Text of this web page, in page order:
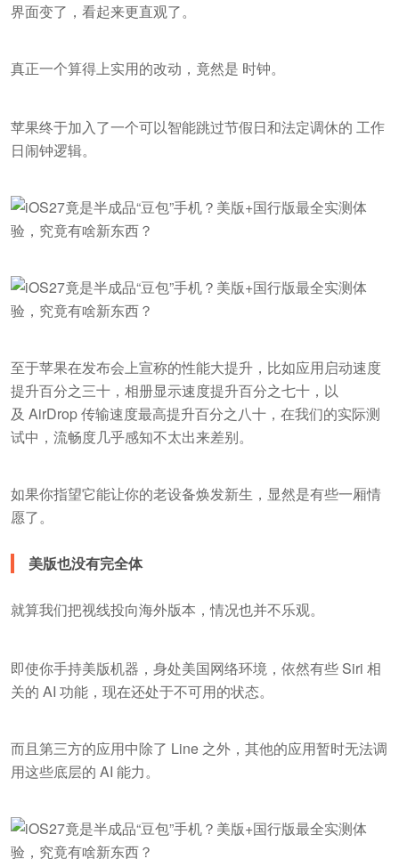
界面变了，看起来更直观了。
真正一个算得上实用的改动，竟然是 时钟。
苹果终于加入了一个可以智能跳过节假日和法定调休的 工作
日闹钟逻辑。
至于苹果在发布会上宣称的性能大提升，比如应用启动速度
提升百分之三十，相册显示速度提升百分之七十，以
及 AirDrop 传输速度最高提升百分之八十，在我们的实际测
试中，流畅度几乎感知不太出来差别。
如果你指望它能让你的老设备焕发新生，显然是有些一厢情
愿了。
美版也没有完全体
就算我们把视线投向海外版本，情况也并不乐观。
即使你手持美版机器，身处美国网络环境，依然有些 Siri 相
关的 AI 功能，现在还处于不可用的状态。
而且第三方的应用中除了 Line 之外，其他的应用暂时无法调
用这些底层的 AI 能力。